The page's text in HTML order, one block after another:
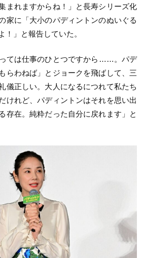
まれますからね！」と長寿シリーズ化
家に「大小のパディントンのぬいぐる
！」と報告していた。
ては仕事のひとつですから……。パデ
らわねば」とジョークを飛ばして、三
儀正しい。大人になるにつれて私たち
けれど、パディントンはそれを思い出
存在。純粋だった自分に戻れます」と